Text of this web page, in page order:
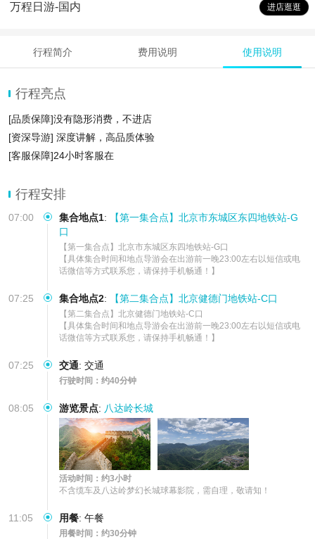
万程日游-国内 进店逛逛
行程简介 费用说明 使用说明
行程亮点
[品质保障]没有隐形消费，不进店
[资深导游] 深度讲解，高品质体验
[客服保障]24小时客服在
行程安排
07:00 集合地点1:
【第一集合点】北京市东城区东四地铁站-G
口
【第一集合点】北京市东城区东四地铁站-G口
【具体集合时间和地点导游会在出游前一晚23:00左右以短信或电
话微信等方式联系您，请保持手机畅通！】
07:25 集合地点2: 【第二集合点】北京健德门地铁站-C口
【第二集合点】北京健德门地铁站-C口
【具体集合时间和地点导游会在出游前一晚23:00左右以短信或电
话微信等方式联系您，请保持手机畅通！】
07:25 交通: 交通
行驶时间：约40分钟
08:05 游览景点: 八达岭长城
活动时间：约3小时
不含缆车及八达岭梦幻长城球幕影院，需自理，敬请知！
11:05 用餐: 午餐
用餐时间：约30分钟